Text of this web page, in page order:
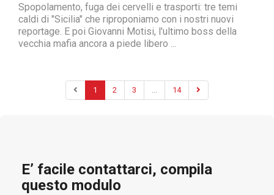
Spopolamento, fuga dei cervelli e trasporti: tre temi
caldi di "Sicilia" che riproponiamo con i nostri nuovi
reportage. E poi Giovanni Motisi, l'ultimo boss della
vecchia mafia ancora a piede libero ...
1 2 3 14
E’ facile contattarci, compila
questo modulo